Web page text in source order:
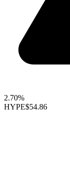
2.70%
HYPE$54.86